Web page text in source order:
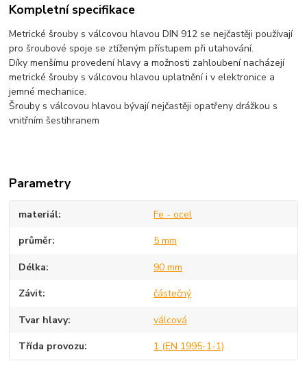
Kompletní specifikace
Metrické šrouby s válcovou hlavou DIN 912 se nejčastěji používají
pro šroubové spoje se ztíženým přístupem při utahování.
Díky menšímu provedení hlavy a možnosti zahloubení nacházejí
metrické šrouby s válcovou hlavou uplatnění i v elektronice a
jemné mechanice.
Šrouby s válcovou hlavou bývají nejčastěji opatřeny drážkou s
vnitřním šestihranem
Parametry
materiál Fe - ocel
průměr 5 mm
Délka 90 mm
Závit částečný
Tvar hlavy válcová
Třída provozu 1 (EN 1995-1-1)